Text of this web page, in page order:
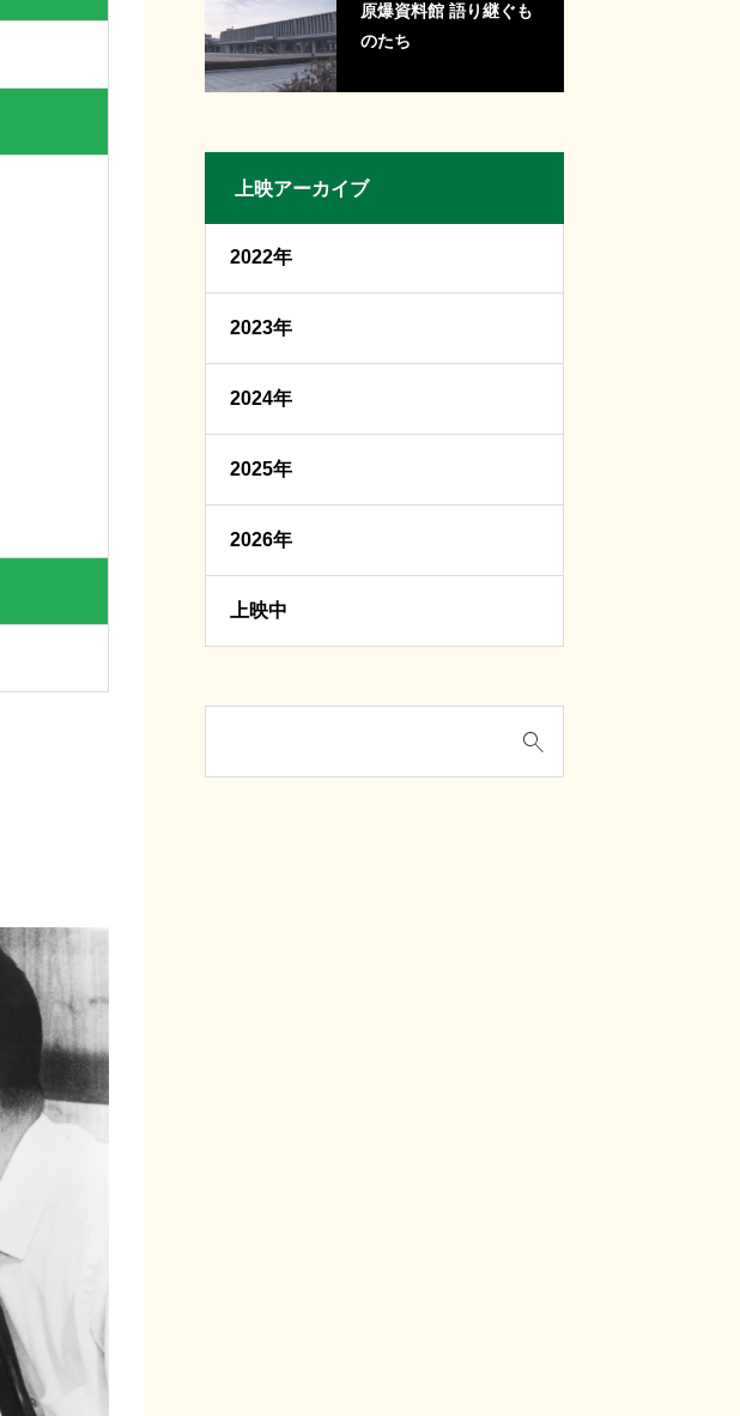
オールド・オーク
原爆資料館 語り継ぐも
のたち
上映アーカイブ
2022年
2023年
2024年
2025年
2026年
上映中